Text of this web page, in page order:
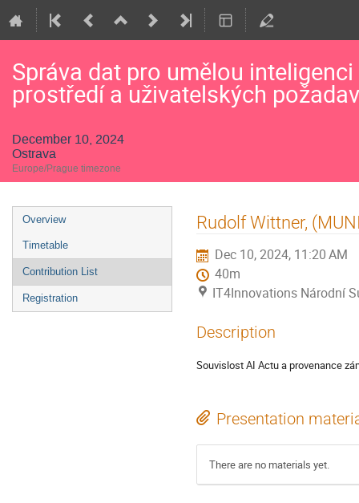
Správa dat pro umělou
prostředí a uživatelských
December 10, 2024
Ostrava
Europe/Prague timezone
Event
menu
Overview
Timetable
Contribution List
Registration
Rudolf Wittner,
Dec 10, 2024, 11:20 AM
40m
IT4Innovations Národní
Description
Souvislost AI Actu a provenance
Presentation
There are no materials yet.